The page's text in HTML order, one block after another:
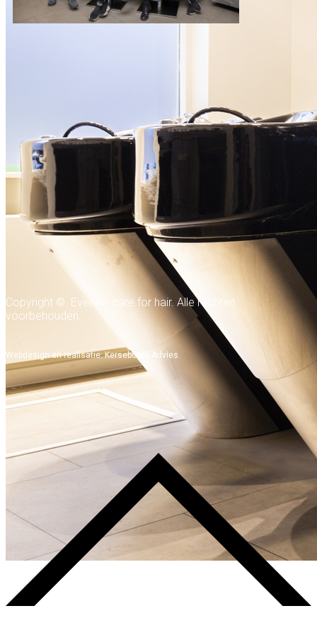
Copyright © Everline care for hair. Alle rechten
voorbehouden.
Webdesign en realisatie:Kerseboom Advies.